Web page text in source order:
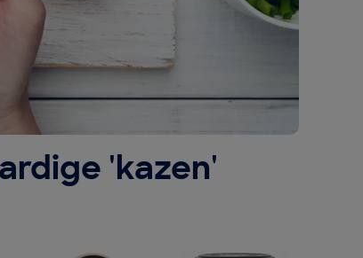
'kazen'